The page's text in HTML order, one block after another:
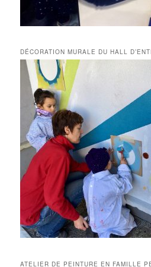
DÉCORATION MURALE DU HALL
ATELIER DE PEINTURE EN FAMILLE